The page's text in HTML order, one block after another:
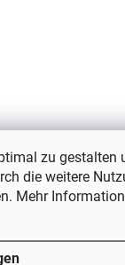
zu gestalten
die weitere
Mehr